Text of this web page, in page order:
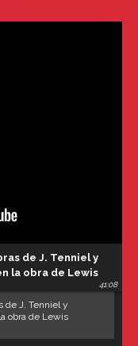
de J. Tenniel y
la obra de Lewis
41:08
de J. Tenniel y
obra de Lewis